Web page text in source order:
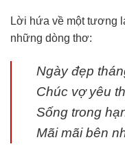
Lời hứa về một tương
những dòng thơ:
Ngày đẹp
Chúc vợ yêu
Sống trong
Mãi mãi bên